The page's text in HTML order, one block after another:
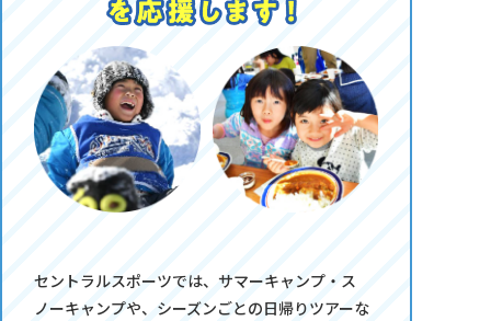
セントラルスポーツでは、サマーキャンプ・ス
ノーキャンプや、シーズンごとの日帰りツアーな